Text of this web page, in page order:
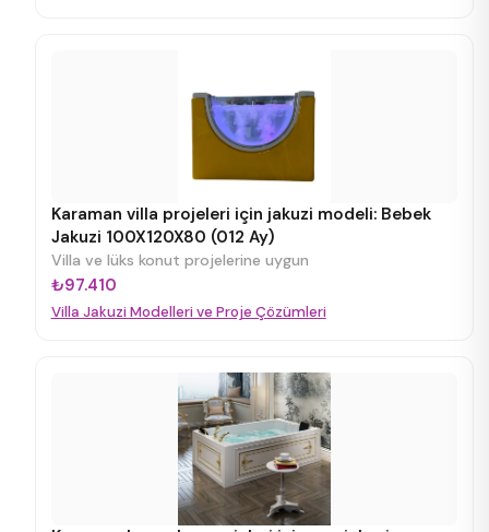
Karaman villa projeleri için jakuzi modeli: Bebek
Jakuzi 100X120X80 (012 Ay)
Villa ve lüks konut projelerine uygun
₺97.410
Villa Jakuzi Modelleri ve Proje Çözümleri